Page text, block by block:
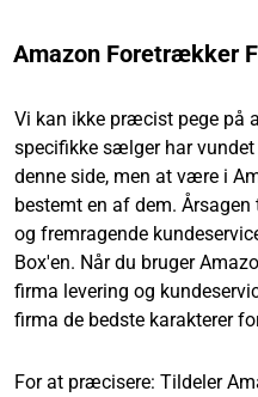
Amazon Foretrækker
Vi kan ikke præcist pege på
specifikke sælger har
denne side, men at være i
bestemt en af dem.
og fremragende
Box'en. Når du bruger
firma levering og
firma de bedste karakterer
For at præcisere: Tildeler